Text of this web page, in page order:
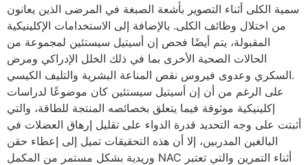
سمية الكلى أثناء التصوير بأشعة الصبغة في المرضى الذين يعانون
من اختلال وظائف الكلى. بالإضافة إلى الاستخدامات الإكلينيكية
المقبولة، يتم أيضًا فحص إن أسيتيل سيستئين ​​لمجموعة من
الحالات الصحية الأخرى بما في ذلك الخلل الإدراكي ومرض
السكري وعدوى فيروس نقص المناعة البشرية والتليف الكيسي.
على الرغم من أن إن أسيتيل سيستئين ​​كان موضوعًا لدراسات
إكلينيكية موثوقة فيما يتعلق بخصائصه المنتجة للطاقة، والتي
أثبتت على وجه التحديد قدرة الدواء على تقليل إرهاق العضلات في
البالغين المدربين، إلا أن هذه التحقيقات تميل إلى إعطاء حقن
وريدية بشكل مستمر من المكمل NAC أثناء التمرين والتي تعتبر